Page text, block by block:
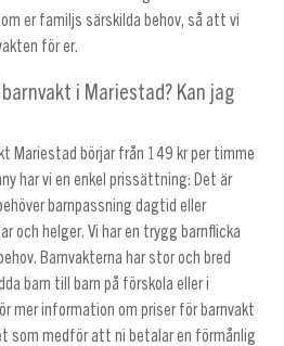
er familjs särskilda behov, så att vi
för er.
i Mariestad? Kan jag
Mariestad börjar från 149 kr per timme
har vi en enkel prissättning: Det är
barnpassning dagtid eller
och helger. Vi har en trygg barnflicka
Barnvakterna har stor och bred
barn till barn på förskola eller i
mer information om priser för barnvakt
som medför att ni betalar en förmånlig